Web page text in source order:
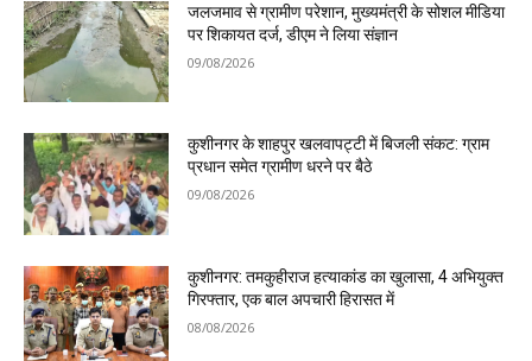
जलजमाव से ग्रामीण परेशान, मुख्यमंत्री के सोशल मीडिया
पर शिकायत दर्ज, डीएम ने लिया संज्ञान
09/08/2026
कुशीनगर के शाहपुर खलवापट्टी में बिजली संकट: ग्राम
प्रधान समेत ग्रामीण धरने पर बैठे
09/08/2026
कुशीनगर: तमकुहीराज हत्याकांड का खुलासा, 4 अभियुक्त
गिरफ्तार, एक बाल अपचारी हिरासत में
08/08/2026